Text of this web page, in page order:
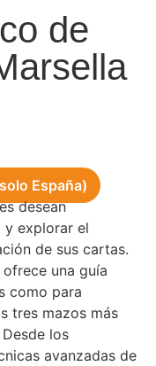
de
España)
desean
y explorar el
de sus cartas.
una guía
como para
tres mazos más
los
avanzadas de